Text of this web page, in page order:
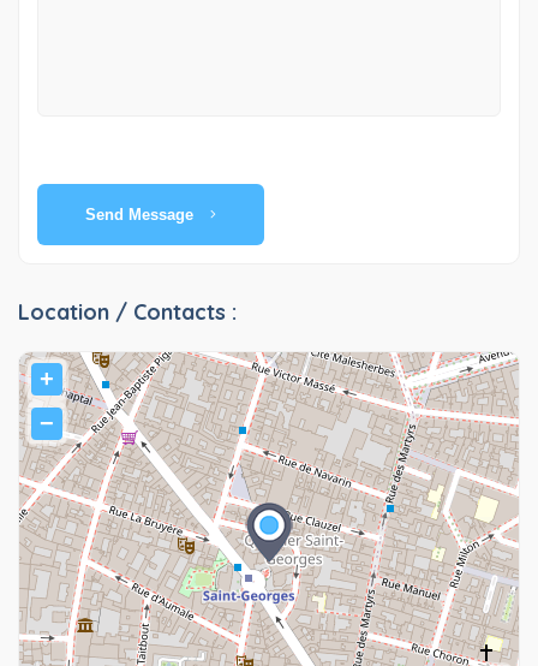
Send Message
Location / Contacts :
+
−